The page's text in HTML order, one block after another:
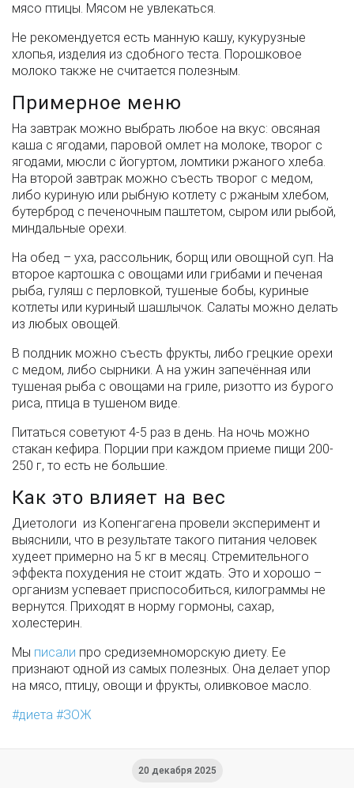
мясо птицы. Мясом не увлекаться.
Не рекомендуется есть манную кашу, кукурузные
хлопья, изделия из сдобного теста. Порошковое
молоко также не считается полезным.
Примерное меню
На завтрак можно выбрать любое на вкус: овсяная
каша с ягодами, паровой омлет на молоке, творог с
ягодами, мюсли с йогуртом, ломтики ржаного хлеба.
На второй завтрак можно съесть творог с медом,
либо куриную или рыбную котлету с ржаным хлебом,
бутерброд с печеночным паштетом, сыром или рыбой,
миндальные орехи.
На обед – уха, рассольник, борщ или овощной суп. На
второе картошка с овощами или грибами и печеная
рыба, гуляш с перловкой, тушеные бобы, куриные
котлеты или куриный шашлычок. Салаты можно делать
из любых овощей.
В полдник можно съесть фрукты, либо грецкие орехи
с медом, либо сырники. А на ужин запечённая или
тушеная рыба с овощами на гриле, ризотто из бурого
риса, птица в тушеном виде.
Питаться советуют 4-5 раз в день. На ночь можно
стакан кефира. Порции при каждом приеме пищи 200-
250 г, то есть не большие.
Как это влияет на вес
Диетологи из Копенгагена провели эксперимент и
выяснили, что в результате такого питания человек
худеет примерно на 5 кг в месяц. Стремительного
эффекта похудения не стоит ждать. Это и хорошо –
организм успевает приспособиться, килограммы не
вернутся. Приходят в норму гормоны, сахар,
холестерин.
Мы писали про средиземноморскую диету. Ее
признают одной из самых полезных. Она делает упор
на мясо, птицу, овощи и фрукты, оливковое масло.
диета
ЗОЖ
20 декабря 2025